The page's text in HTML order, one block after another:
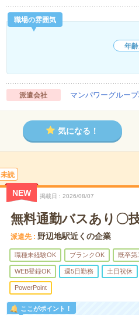
職場の雰囲気
年
派遣会社 マンパワーグルー
気になる！
未読
NEW 掲載日 2026/08/07
無料通勤バスあり〇
派遣先 野辺地駅近くの企業
職種未経験OK ブランクOK 既卒第
WEB登録OK 週5日勤務 土日祝休
PowerPoint
ここがポイント！